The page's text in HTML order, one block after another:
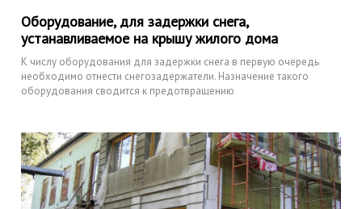
Оборудование, для задержки снега,
устанавливаемое на крышу жилого дома
К числу оборудования для задержки снега в первую очередь
необходимо отнести снегозадержатели. Назначение такого
оборудования сводится к предотвращению